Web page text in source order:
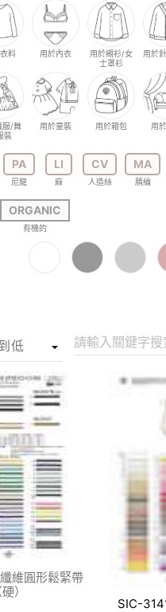
料 用於內衣
用於襯衫/女
士罩衫
用於
服/舞
裝
用於童裝 用於箱包 用
PA
尼龍
LI
麻
CV
人造絲
MA
腈綸
ORGANIC
有機的
請輸入關鍵字搜
維圓形鬆緊帶
硬）
SIC-